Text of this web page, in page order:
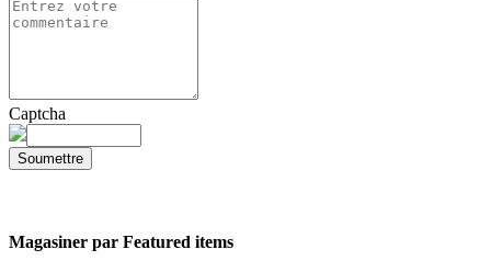
Captcha
Soumettre
Magasiner par Featured items